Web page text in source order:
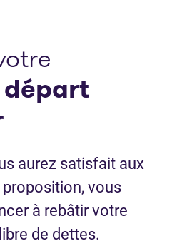
aurez satisfait aux
vous
à rebâtir votre
de dettes.